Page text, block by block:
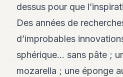
dessus pour que
Des années de
d’improbables
sphérique… sans pâte ;
mozarella ; une éponge